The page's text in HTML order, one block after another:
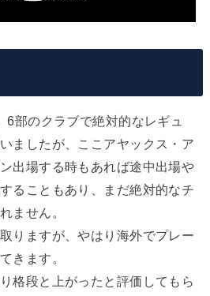
6部のクラブで絶対的なレギュ
ましたが、ここアヤックス・ア
出場する時もあれば途中出場や
ることもあり、まだ絶対的なチ
ません。
りますが、やはり海外でプレー
きます。
格段と上がったと評価してもら